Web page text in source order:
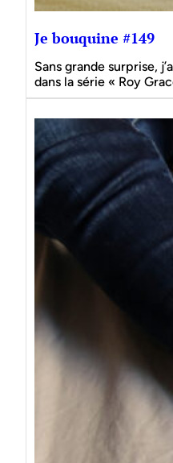
Je bouquine #149
Sans grande surprise,
dans la série « Roy